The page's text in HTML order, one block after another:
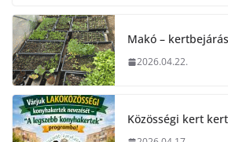
Makó – kertbejárás
2026.04.22.
Közösségi kert